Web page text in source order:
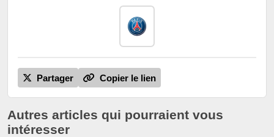
Partager Copier le lien
Autres articles qui pourraient vous
intéresser